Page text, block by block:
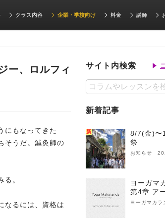
クラス内容 企業・学校向け 料金 講師
ー、ロルフィ
にもなってきた
そうだ。鍼灸師の
。
なるには、資格は
サイト内検索
新着記事
新
8/7(金)〜
祭
お知らせ
ヨーガマ
第4章 ア
ヨーガマカ